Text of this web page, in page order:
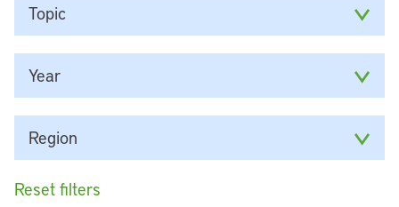
Topic
Year
Region
Reset filters